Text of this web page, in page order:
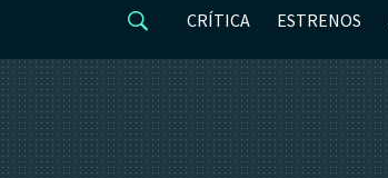
CRÍTICA ESTRENOS